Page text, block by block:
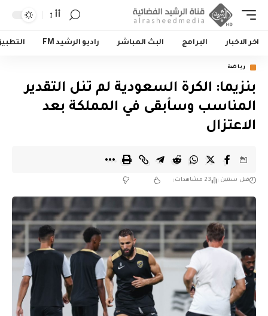
أأ
اخر الاخبار البرامج البث المباشر راديو الرشيد FM
رياضة
بنزيما: الكرة السعودية لم تنل التقدير
المناسب وسأبقى في المملكة بعد
الاعتزال
قبل سنتين 23 مشاهدات